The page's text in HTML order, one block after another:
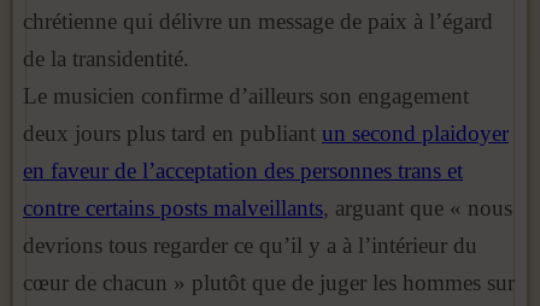
chrétienne qui délivre un message de paix à l’égard
de la transidentité.
Le musicien confirme d’ailleurs son engagement
deux jours plus tard en publiant un second plaidoyer
en faveur de l’acceptation des personnes trans et
contre certains posts malveillants, arguant que « nous
devrions tous regarder ce qu’il y a à l’intérieur du
cœur de chacun » plutôt que de juger les hommes sur